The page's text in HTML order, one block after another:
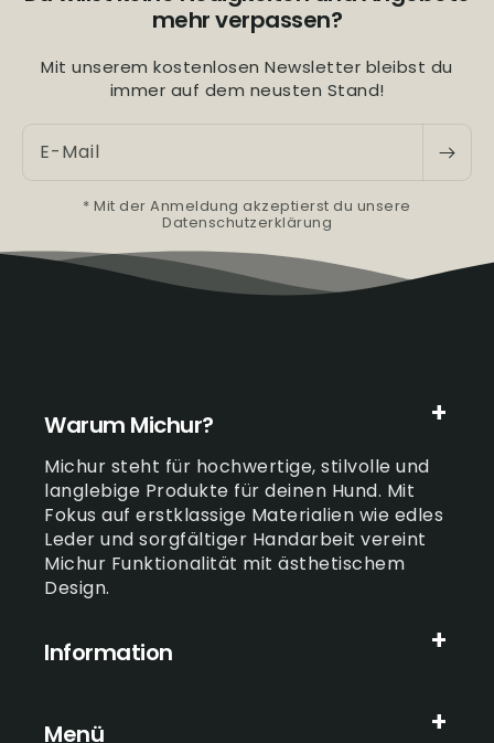
mehr verpassen?
Mit unserem kostenlosen Newsletter bleibst du
immer auf dem neusten Stand!
E-Mail
* Mit der Anmeldung akzeptierst du unsere
Datenschutzerklärung
Warum Michur?
Michur steht für hochwertige, stilvolle und
langlebige Produkte für deinen Hund. Mit
Fokus auf erstklassige Materialien wie edles
Leder und sorgfältiger Handarbeit vereint
Michur Funktionalität mit ästhetischem
Design.
Information
Menü